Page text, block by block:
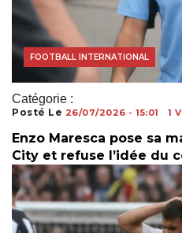
Catégorie :
ACTUALITÉS FOOTBALL
FOOTBALL INTERNATIONAL
Posté Le 26/07/2026 - 15:01 1
Enzo Maresca pose sa
City et refuse l’idée du